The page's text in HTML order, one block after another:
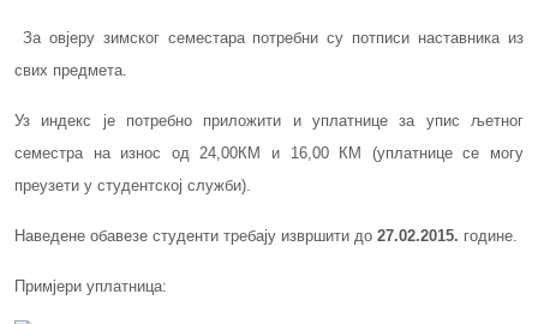
За овјеру зимског семестара потребни су потписи наставника из
свих предмета.
Уз индекс је потребно приложити и уплатницe за упис љетног
семестра на износ од 24,00КМ и 16,00 КМ (уплатнице се могу
преузети у студентској служби).
Наведене обавезе студенти требају извршити до 27.02.2015. године.
Примјери уплатница: